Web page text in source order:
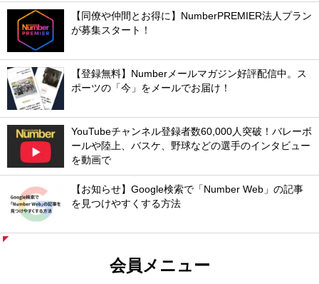
【同僚や仲間とお得に】NumberPREMIER法人プラン
が募集スタート！
【登録無料】Numberメールマガジン好評配信中。ス
ポーツの「今」をメールでお届け！
YouTubeチャンネル登録者数60,000人突破！バレーボ
ールや陸上、バスケ、野球などの選手のインタビュー
を動画で
【お知らせ】Google検索で「Number Web」の記事
を見つけやすくする方法
会員メニュー